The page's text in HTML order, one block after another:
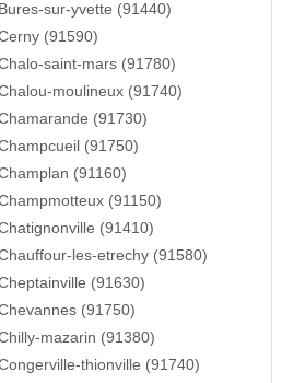
sur-yvette (91440)
(91590)
saint-mars (91780)
moulineux (91740)
(91730)
(91750)
(91160)
(91150)
(91410)
les-etrechy (91580)
(91630)
(91750)
mazarin (91380)
thionville (91740)